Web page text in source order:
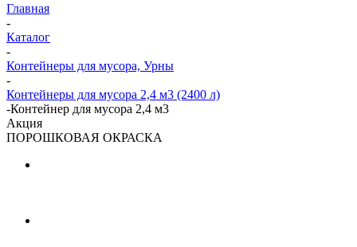
Главная
-
Каталог
-
Контейнеры для мусора, Урны
-
Контейнеры для мусора 2,4 м3 (2400 л)
-Контейнер для мусора 2,4 м3
Акция
ПОРОШКОВАЯ ОКРАСКА